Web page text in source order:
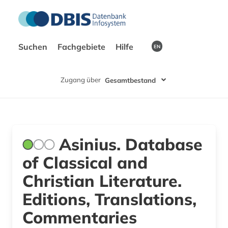
Suchen Fachgebiete Hilfe EN
Zugang über Gesamtbestand
Asinius. Database
of Classical and
Christian Literature.
Editions, Translations,
Commentaries